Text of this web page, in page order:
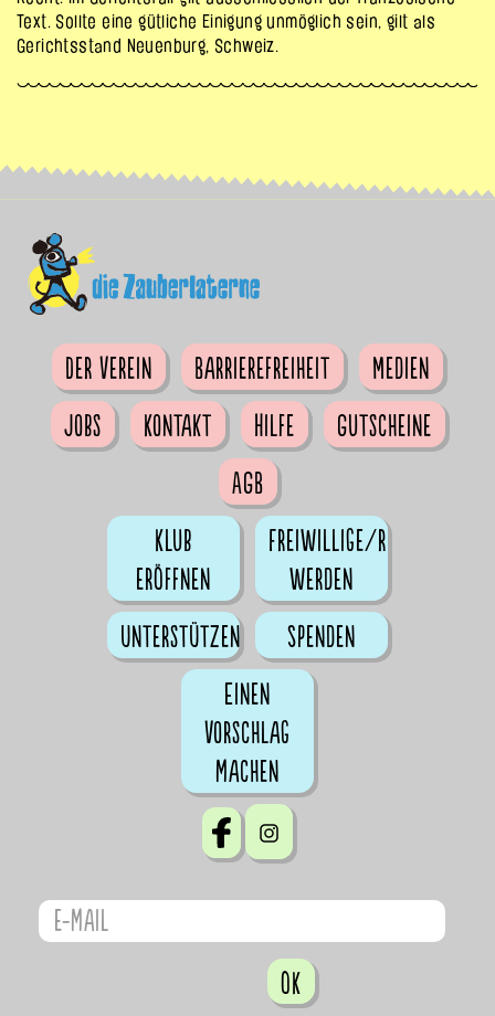
Text. Sollte eine gütliche Einigung unmöglich sein, gilt als
Gerichtsstand Neuenburg, Schweiz.
Der Verein Barrierefreiheit
Medien
Jobs
Kontakt Hilfe
Gutscheine
AGB
Klub
eröffnen
Freiwillige/r
werden
Unterstützen
Spenden
Einen
Vorschlag
machen
OK